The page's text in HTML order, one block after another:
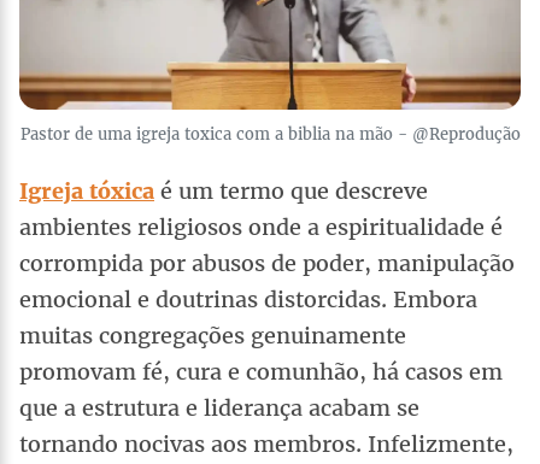
Pastor de uma igreja toxica com a biblia na mão - @Reprodução
Igreja tóxica é um termo que descreve
ambientes religiosos onde a espiritualidade é
corrompida por abusos de poder, manipulação
emocional e doutrinas distorcidas. Embora
muitas congregações genuinamente
promovam fé, cura e comunhão, há casos em
que a estrutura e liderança acabam se
tornando nocivas aos membros. Infelizmente,